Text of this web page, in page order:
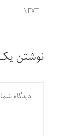
NEXT
نوشتن